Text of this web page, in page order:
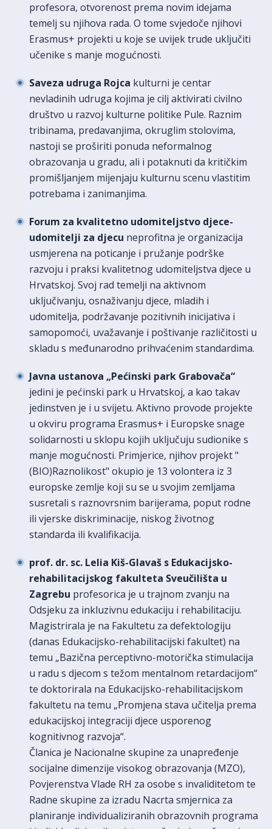
profesora, otvorenost prema novim idejama
temelj su njihova rada. O tome svjedoče njihovi
Erasmus+ projekti u koje se uvijek trude uključiti
učenike s manje mogućnosti.
Saveza udruga Rojca kulturni je centar
nevladinih udruga kojima je cilj aktivirati civilno
društvo u razvoj kulturne politike Pule. Raznim
tribinama, predavanjima, okruglim stolovima,
nastoji se proširiti ponuda neformalnog
obrazovanja u gradu, ali i potaknuti da kritičkim
promišljanjem mijenjaju kulturnu scenu vlastitim
potrebama i zanimanjima.
Forum za kvalitetno udomiteljstvo djece-
udomitelji za djecu neprofitna je organizacija
usmjerena na poticanje i pružanje podrške
razvoju i praksi kvalitetnog udomiteljstva djece u
Hrvatskoj. Svoj rad temelji na aktivnom
uključivanju, osnaživanju djece, mladih i
udomitelja, podržavanje pozitivnih inicijativa i
samopomoći, uvažavanje i poštivanje različitosti u
skladu s međunarodno prihvaćenim standardima.
Javna ustanova „Pećinski park Grabovača“
jedini je pećinski park u Hrvatskoj, a kao takav
jedinstven je i u svijetu. Aktivno provode projekte
u okviru programa Erasmus+ i Europske snage
solidarnosti u sklopu kojih uključuju sudionike s
manje mogućnosti. Primjerice, njihov projekt "
(BIO)Raznolikost" okupio je 13 volontera iz 3
europske zemlje koji su se u svojim zemljama
susretali s raznovrsnim barijerama, poput rodne
ili vjerske diskriminacije, niskog životnog
standarda ili kvalifikacija.
prof. dr. sc. Lelia Kiš-Glavaš s Edukacijsko-
rehabilitacijskog fakulteta Sveučilišta u
Zagrebu profesorica je u trajnom zvanju na
Odsjeku za inkluzivnu edukaciju i rehabilitaciju.
Magistrirala je na Fakultetu za defektologiju
(danas Edukacijsko-rehabilitacijski fakultet) na
temu „Bazična perceptivno-motorička stimulacija
u radu s djecom s težom mentalnom retardacijom“
te doktorirala na Edukacijsko-rehabilitacijskom
fakultetu na temu „Promjena stava učitelja prema
edukacijskoj integraciji djece usporenog
kognitivnog razvoja“.
Članica je Nacionalne skupine za unapređenje
socijalne dimenzije visokog obrazovanja (MZO),
Povjerenstva Vlade RH za osobe s invaliditetom te
Radne skupine za izradu Nacrta smjernica za
planiranje individualiziranih obrazovnih programa